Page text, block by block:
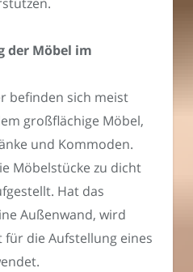
der Möbel im
befinden sich meist
großflächige Möbel,
und Kommoden.
Möbelstücke zu dicht
Hat das
Außenwand, wird
für die Aufstellung eines